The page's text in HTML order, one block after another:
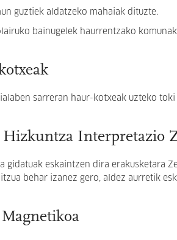
guztiek aldatzeko mahaiak dituzte.
bainugelek haurrentzako
sarreran haur-kotxeak uzteko toki
Interpretazio
gidatuak eskaintzen dira erakusketara
behar izanez gero, aldez aurretik